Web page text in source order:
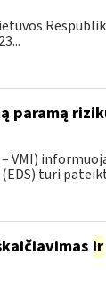
paramą
turi
ir